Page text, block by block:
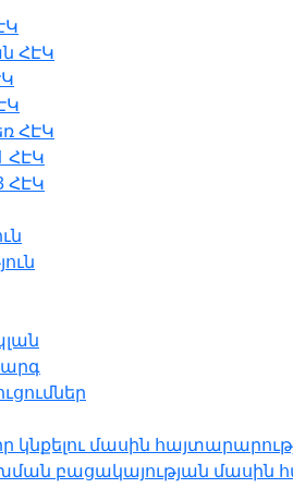
ՀԷԿ
ՀԷԿ
ՀԷԿ
ՀԷԿ
կնքելու մասին
բացակայության մասին